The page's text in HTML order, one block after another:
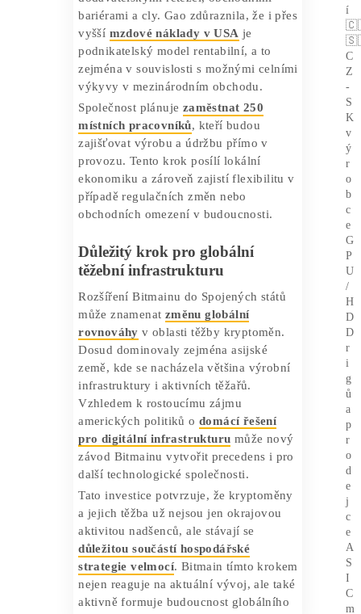
Rozhodnutí expandovat do USA není jen
ekonomické, ale takégeopolitické
Spojené státy stále více vnímají
kryptoměnové technologie jako
strategickou infrastrukturu – podobně
jako polovodiče či obnovitelné zdroje
energie. Vláda se snaží podporovat
reshoring, tedy přesun klíčových
průmyslových odvětví zpět do země.
Bitmain tímto krokem odpovídá na
výzvy spojené s globálními
bariérami a cly. Gao zdůraznila, že i přes
vyššímzdové náklady v USA
podnikatelský model rentabilní, a to
zejména v souvislosti s možnými celními
výkyvy v mezinárodním obchodu.
Společnost plánujezaměstnat 250
místních pracovníků
, kteří budou
zajišťovat výrobu a údržbu přímo v
provozu. Tento krok posílí lokální
ekonomiku a zároveň zajistí flexibilitu v
případě regulačních změn nebo
obchodních omezení v budoucnosti.
Důležitý krok pro globální
těžební infrastrukturu
Rozšíření Bitmainu do Spojených států
může znamenatzměnu globální
rovnováhyv oblasti těžby kryptoměn.